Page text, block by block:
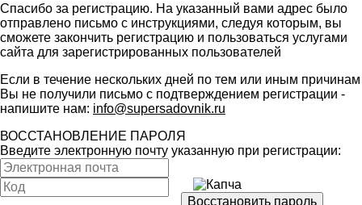
Спасибо за регистрацию. На указанный вами адрес было
отправлено письмо с инструкциями, следуя которым, вы
сможете закончить регистрацию и пользоваться услугами
сайта для зарегистрированных пользователей
Если в течение нескольких дней по тем или иным причинам
Вы не получили письмо с подтверждением регистрации -
напишите нам: info@supersadovnik.ru
ВОССТАНОВЛЕНИЕ ПАРОЛЯ
Введите электронную почту указанную при регистрации: